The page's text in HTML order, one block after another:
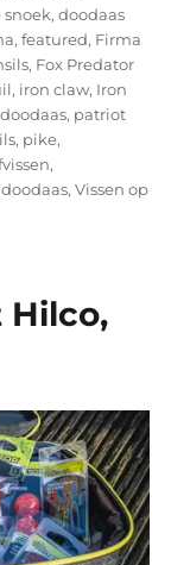
snoek,doodaas
,featured, Firma
, Fox Predator
, iron claw, Iron
, patriot
, pike,
,
,Vissen op
Hilco,